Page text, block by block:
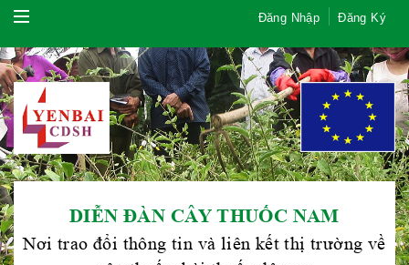
Đăng Nhập Đăng Ký
DIỄN ĐÀN CÂY THUỐC NAM
Nơi trao đổi thông tin và liên kết thị trường về